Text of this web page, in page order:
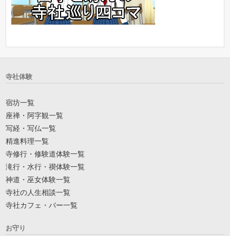
寺社体験
宿坊一覧
座禅・阿字観一覧
写経・写仏一覧
精進料理一覧
寺修行・修験道体験一覧
滝行・水行・禊体験一覧
神道・巫女体験一覧
寺社の人生相談一覧
寺社カフェ・バー一覧
お守り